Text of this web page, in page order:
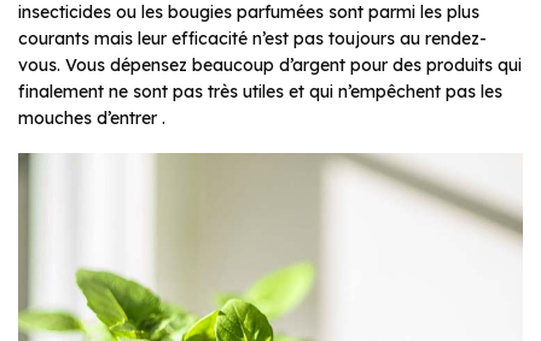
insecticides ou les bougies parfumées sont parmi les plus
courants mais leur efficacité n’est pas toujours au rendez-
vous. Vous dépensez beaucoup d’argent pour des produits qui
finalement ne sont pas très utiles et qui n’empêchent pas les
mouches d’entrer .